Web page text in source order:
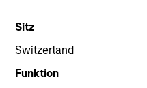
Sitz
Switzerland
Funktion